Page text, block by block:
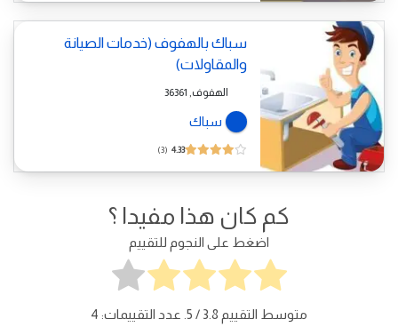
سباك بالهفوف (خدمات الصيانة
والمقاولات)
الهفوف, 36361
سباك
4.33
3
كم كان هذا مفيدا ؟
اضغط على النجوم للتقييم
متوسط التقييم 3.8 / 5. عدد التقييمات: 4